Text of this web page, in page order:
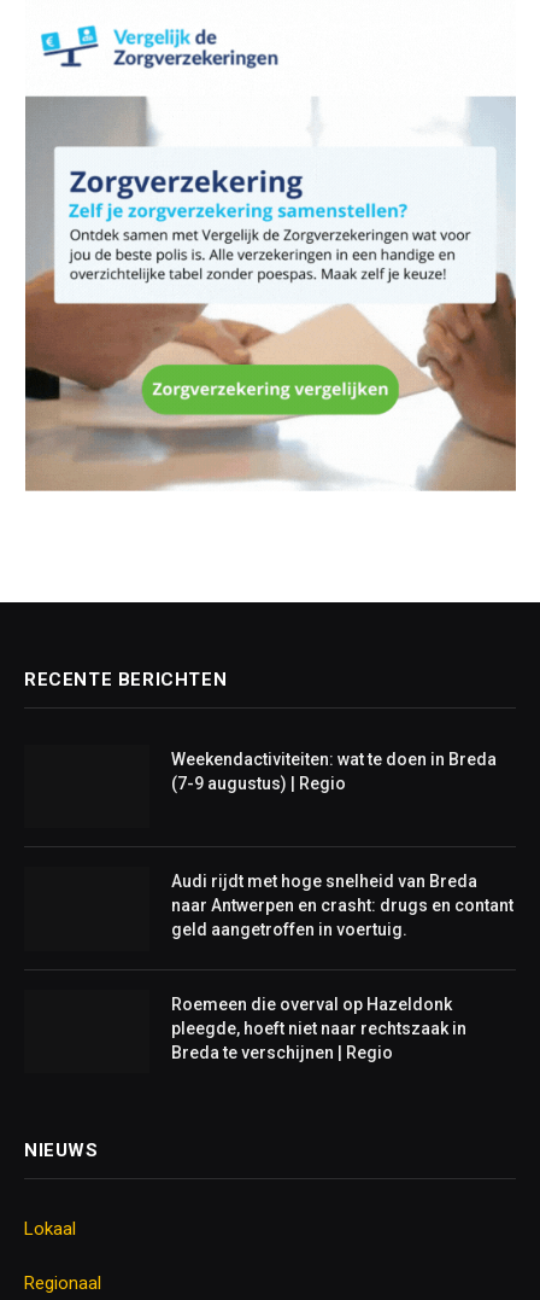
RECENTE BERICHTEN
Weekendactiviteiten: wat te doen in Breda
(7-9 augustus) | Regio
Audi rijdt met hoge snelheid van Breda
naar Antwerpen en crasht: drugs en contant
geld aangetroffen in voertuig.
Roemeen die overval op Hazeldonk
pleegde, hoeft niet naar rechtszaak in
Breda te verschijnen | Regio
NIEUWS
Lokaal
Regionaal